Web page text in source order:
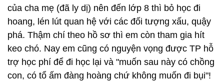
của cha mẹ (đã ly dị) nên đến lớp 8 thì bỏ học đi
hoang, lén lút quan hệ với các đối tượng xấu, quậy
phá. Thậm chí theo hồ sơ thì em còn tham gia hít
keo chó. Nay em cũng có nguyện vọng được TP hỗ
trợ học phí để đi học lại và "muốn sau này có chồng
con, có tổ ấm đàng hoàng chứ không muốn đi bụi"!